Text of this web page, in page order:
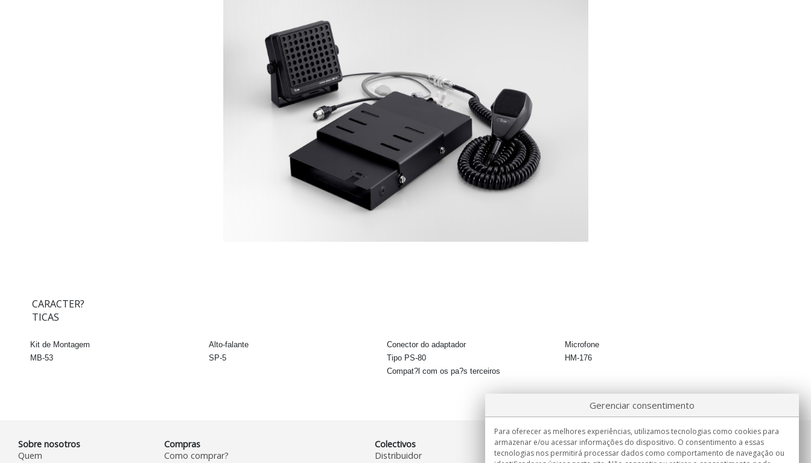
CARACTER?
TICAS
Kit de Montagem Alto-falante Conector do adaptador
Microfone
MB-53
SP-5 Tipo PS-80
HM-176
Compat?l com os pa?s terceiros
Sobre nosotros
Quem
Compras
Como comprar?
Colectivos
Distribuidor
Informação
Seg.-Sex. 9:00h - 15:00h.
Gerenciar consentimento
Para oferecer as melhores experiências, utilizamos tecnologias como cookies para
armazenar e/ou acessar informações do dispositivo. O consentimento a essas
tecnologias nos permitirá processar dados como comportamento de navegação ou